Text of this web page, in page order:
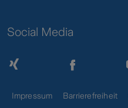
Social Media
Impressum Barrierefreiheit